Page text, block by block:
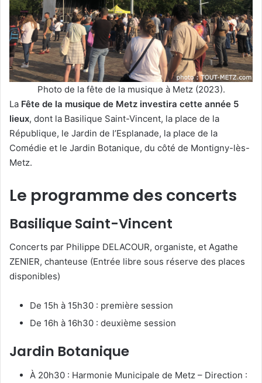
Photo de la fête de la musique à Metz (2023).
La Fête de la musique de Metz investira cette année 5
lieux, dont la Basilique Saint-Vincent, la place de la
République, le Jardin de l’Esplanade, la place de la
Comédie et le Jardin Botanique, du côté de Montigny-lès-
Metz.
Le programme des concerts
Basilique Saint-Vincent
Concerts par Philippe DELACOUR, organiste, et Agathe
ZENIER, chanteuse (Entrée libre sous réserve des places
disponibles)
De 15h à 15h30 : première session
De 16h à 16h30 : deuxième session
Jardin Botanique
À 20h30 : Harmonie Municipale de Metz – Direction :